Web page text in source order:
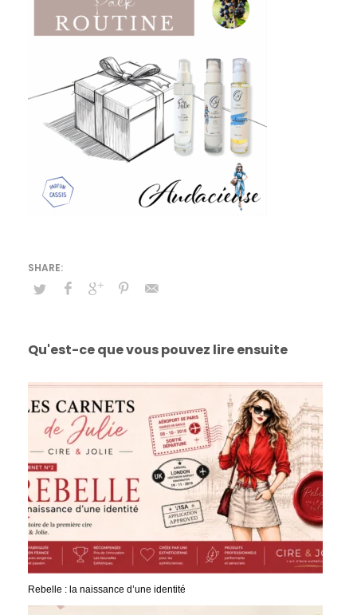
Qu'est-ce que vous pouvez lire ensuite
Rebelle : la naissance d’une identité